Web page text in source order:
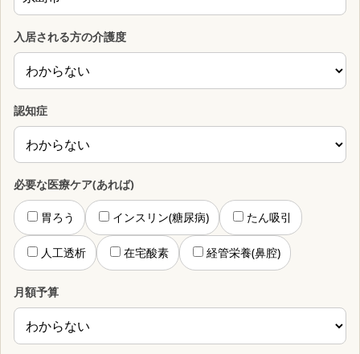
入居される方の介護度
認知症
必要な医療ケア(あれば)
胃ろう インスリン(糖尿病) たん吸引
人工透析 在宅酸素 経管栄養(鼻腔)
月額予算